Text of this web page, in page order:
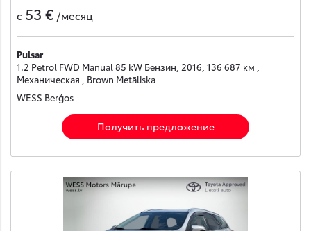
с 53 € /месяц
Pulsar
1.2 Petrol FWD Manual 85 kW Бензин, 2016, 136 687 км ,
Механическая , Brown Metāliska
WESS Berģos
Получить предложение